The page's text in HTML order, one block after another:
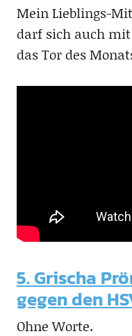
Mein Lieblings-
darf sich auch
das Tor des
5. Grischa
gegen den
Ohne Worte.